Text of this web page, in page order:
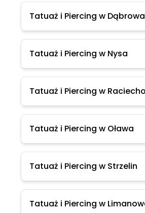
Tatuaż i Piercing w
Tatuaż i Piercing w Nysa
Tatuaż i Piercing w
Tatuaż i Piercing w Oława
Tatuaż i Piercing w Strzelin
Tatuaż i Piercing w